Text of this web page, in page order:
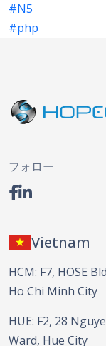
#N5
#php
フォロー
Vietnam
HCM: F7, HOSE
Ho Chi Minh City
HUE: F2, 28
Ward, Hue City